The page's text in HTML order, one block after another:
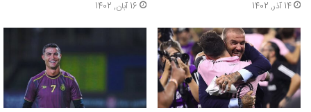
14 آذر, 1402 16 آبان, 1402